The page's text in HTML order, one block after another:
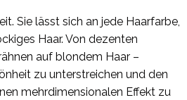
Sie lässt sich an jede Haarfarbe,
Haar. Von dezenten
auf blondem Haar –
zu unterstreichen und den
mehrdimensionalen Effekt zu